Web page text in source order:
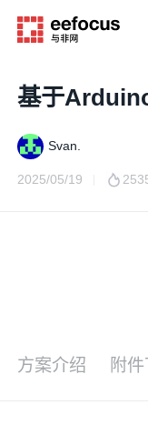
基于
Svan.
2025/05/19
方案介绍 附